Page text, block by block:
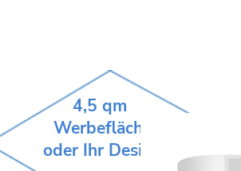
4,5 qm
Werbefläche
oder Ihr Design